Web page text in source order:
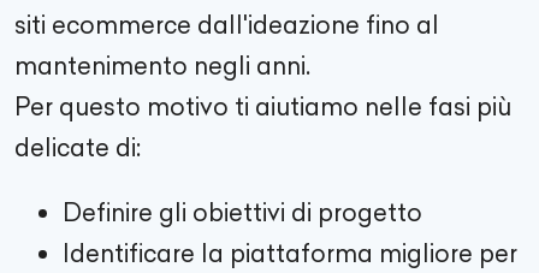
siti ecommerce dall'ideazione fino al
mantenimento negli anni.
Per questo motivo ti aiutiamo nelle fasi più
delicate di:
Definire gli obiettivi di progetto
Identificare la piattaforma migliore per